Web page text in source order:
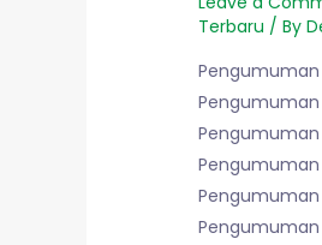
Terbaru / By
Pengumuman
Pengumuman
Pengumuman
Pengumuman
Pengumuman
Pengumuman